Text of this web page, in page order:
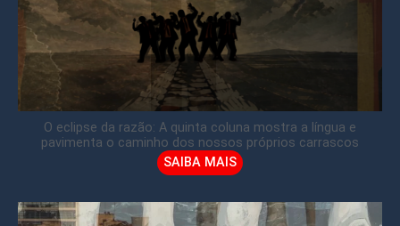
O eclipse da razão: A quinta coluna mostra a língua e
pavimenta o caminho dos nossos próprios carrascos
SAIBA MAIS